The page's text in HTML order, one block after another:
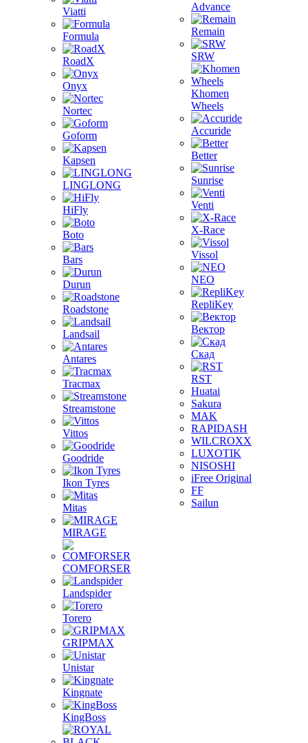
Viatti
Formula
RoadX
Onyx
Nortec
Goform
Kapsen
LINGLONG
HiFly
Boto
Bars
Durun
Roadstone
Landsail
Antares
Tracmax
Streamstone
Vittos
Goodride
Ikon Tyres
Mitas
MIRAGE
COMFORSER
Landspider
Torero
GRIPMAX
Unistar
Kingnate
KingBoss
Advance
Remain
SRW
Khomen
Wheels
Accuride
Better
Sunrise
Venti
X-Race
Vissol
NEO
RepliKey
Вектор
Скад
RST
Huatai
Sakura
MAK
RAPIDASH
WILCROXX
LUXOTIK
NISOSHI
iFree Original
FF
Sailun